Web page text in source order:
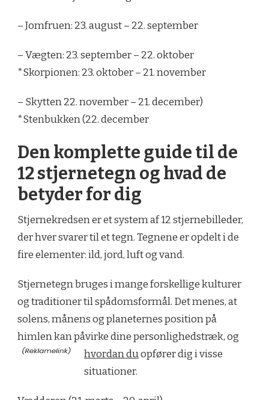
– Jomfruen: 23. august – 22. september
– Vægten: 23. september – 22. oktober
*Skorpionen: 23. oktober – 21. november
– Skytten 22. november – 21. december)
*Stenbukken (22. december
Den komplette guide til de
12 stjernetegn og hvad de
betyder for dig
Stjernekredsen er et system af 12 stjernebilleder,
der hver svarer til et tegn. Tegnene er opdelt i de
fire elementer: ild, jord, luft og vand.
Stjernetegn bruges i mange forskellige kulturer
og traditioner til spådomsformål. Det menes, at
solens, månens og planeternes position på
himlen kan påvirke dine personlighedstræk, og
hvordan duopfører dig i visse
situationer.